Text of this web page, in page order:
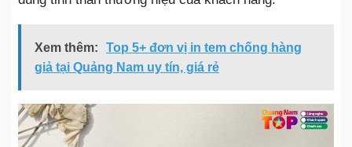
Xem thêm:
Top 5+ đơn vị in tem chống hàng
giả tại Quảng Nam uy tín, giá rẻ